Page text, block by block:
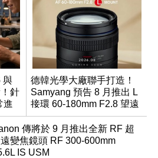
與
針
進
德韓光學大廠聯手打造！
Samyang 預告 8 月推出 L
接環 60-180mm F2.8 望遠
變焦鏡
傳將於 9 月推出全新 RF 超
變焦鏡頭 RF 300-600mm
IS USM